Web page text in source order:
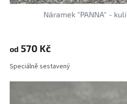
Náramek "PANNA" -
od 570 Kč
Speciálně sestavený